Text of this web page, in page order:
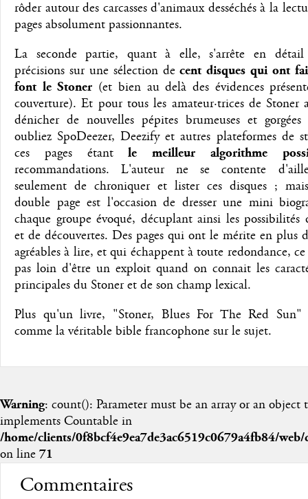
rôder autour des carcasses d'animaux desséchés à la
pages absolument passionnantes.
La seconde partie, quant à elle, s'arrête en
précisions sur une sélection decent disques qui ont
font le Stoner (et bien au delà des évidences
couverture). Et pour tous les amateur·trices de Stoner
dénicher de nouvelles pépites brumeuses et
oubliez SpoDeezer, Deezify et autres plateformes de
ces pages étantle meilleur algorithme
recommandations. L'auteur ne se contente
seulement de chroniquer et lister ces disques ;
double page est l'occasion de dresser une mini
chaque groupe évoqué, décuplant ainsi les possibilités
et de découvertes. Des pages qui ont le mérite en plus
agréables à lire, et qui échappent à toute redondance,
pas loin d'être un exploit quand on connait les
principales du Stoner et de son champ lexical.
Plus qu'un livre, "Stoner, Blues For The Red Sun"
comme la véritable bible francophone sur le sujet.
Warning: count(): Parameter must be an array or an object
implements Countable in
/home/clients/0f8bcf4e9ea7de3ac6519c0679a4fb84/
on line 71
Commentaires